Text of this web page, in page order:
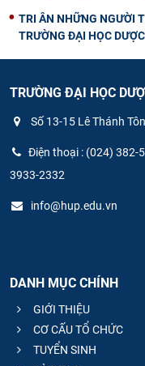
TRI ÂN NHỮNG NGƯỜI
TRƯỜNG ĐẠI HỌC
TRƯỜNG ĐẠI HỌC
Số 13-15 Lê Thánh
Điện thoại : (024) 382-
3933-2332
info@hup.edu.vn
DANH MỤC CHÍNH
GIỚI THIỆU
CƠ CẤU TỔ CHỨC
TUYỂN SINH